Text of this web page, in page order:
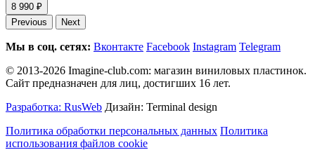
8 990 ₽
Previous
Next
Мы в соц. сетях: Вконтакте Facebook Instagram Telegram
© 2013-2026 Imagine-club.com: магазин виниловых пластинок.
Сайт предназначен для лиц, достигших 16 лет.
Разработка: RusWeb Дизайн: Terminal design
Политика обработки персональных данных Политика
использования файлов cookie